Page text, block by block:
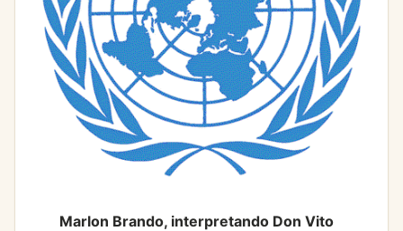
Marlon Brando, interpretando Don Vito